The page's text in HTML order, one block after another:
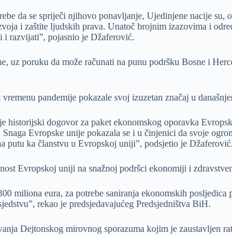
da se spriječi njihovo ponavljanje, Ujedinjene nacije
i zaštite ljudskih prava. Unatoč brojnim izazovima i
i razvijati”, pojasnio je Džaferović.
uz poruku da može računati na punu podršku Bosne i
pandemije pokazale svoj izuzetan značaj u
dogovor za paket ekonomskog oporavka
Evropske unije pokazala se i u činjenici da svoje
putu ka članstvu u Evropskoj uniji”, podsjetio je Džaferović.
Evropskoj uniji na snažnoj podršci ekonomiji i
miliona eura, za potrebe saniranja ekonomskih
rekao je predsjedavajućeg Predsjedništva BiH.
Dejtonskog mirovnog sporazuma kojim je zaustavljen